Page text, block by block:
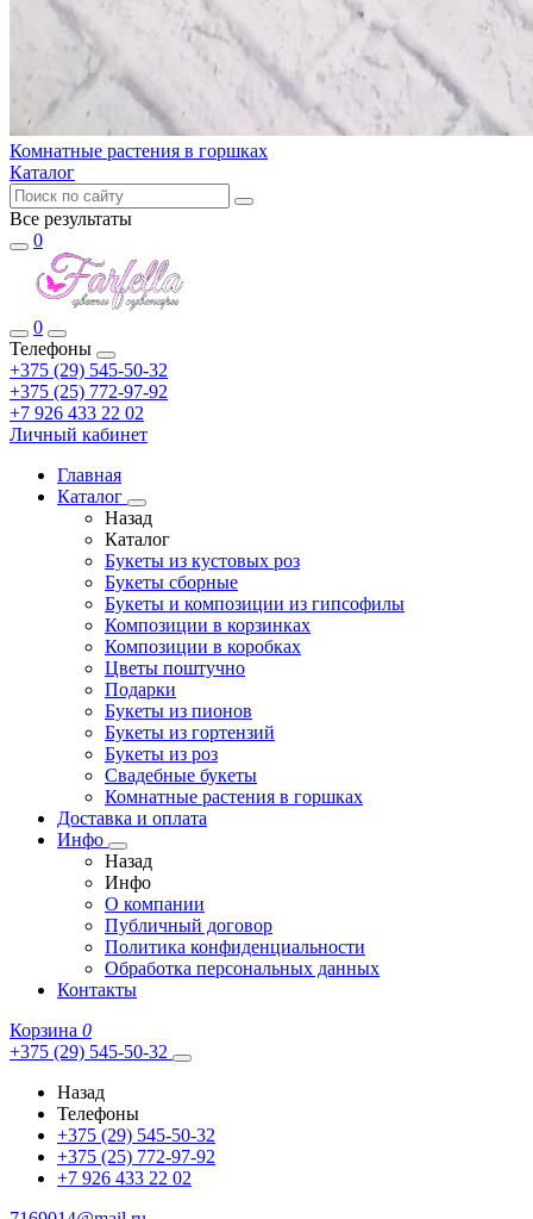
Комнатные растения в горшках
Каталог
Все результаты
0
0
Телефоны
+375 (29) 545-50-32
+375 (25) 772-97-92
+7 926 433 22 02
Личный кабинет
Главная
Каталог
Назад
Каталог
Букеты из кустовых роз
Букеты сборные
Букеты и композиции из гипсофилы
Композиции в корзинках
Композиции в коробках
Цветы поштучно
Подарки
Букеты из пионов
Букеты из гортензий
Букеты из роз
Свадебные букеты
Комнатные растения в горшках
Доставка и оплата
Инфо
Назад
Инфо
О компании
Публичный договор
Политика конфиденциальности
Обработка персональных данных
Контакты
Корзина 0
+375 (29) 545-50-32
Назад
Телефоны
+375 (29) 545-50-32
+375 (25) 772-97-92
+7 926 433 22 02